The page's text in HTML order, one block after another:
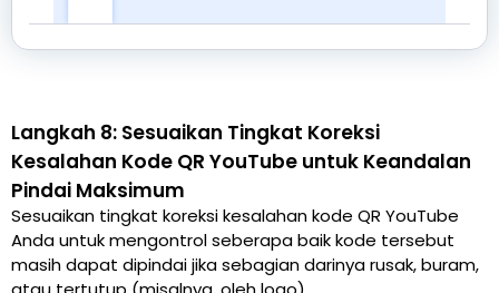
Langkah 8: Sesuaikan Tingkat Koreksi
Kesalahan Kode QR YouTube untuk Keandalan
Pindai Maksimum
Sesuaikan tingkat koreksi kesalahan kode QR YouTube
Anda untuk mengontrol seberapa baik kode tersebut
masih dapat dipindai jika sebagian darinya rusak, buram,